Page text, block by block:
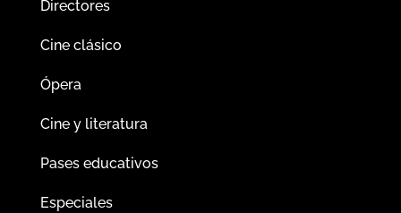
Directores
Cine clásico
Ópera
Cine y literatura
Pases educativos
Especiales